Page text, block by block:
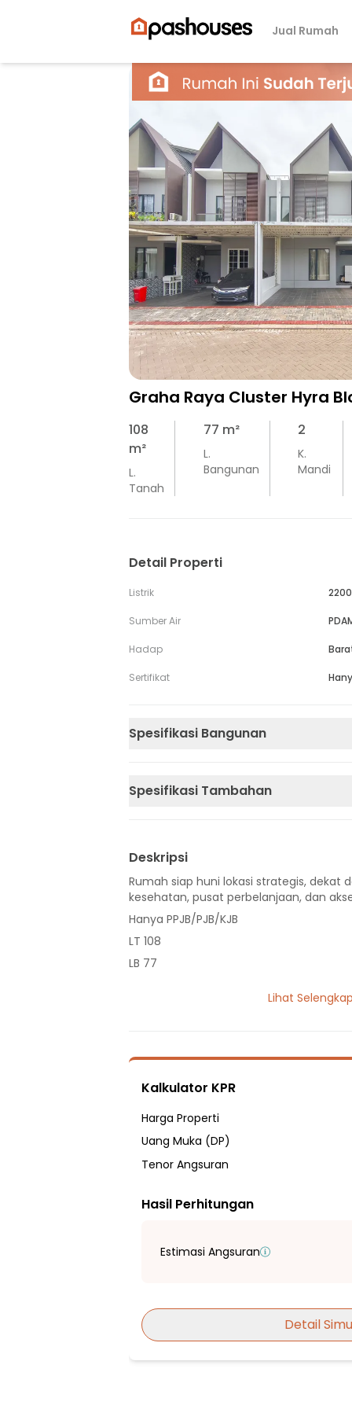
Jual Rumah
Graha Raya Cluster Hyra
108
m²
L.
Tanah
77 m²
L.
Bangunan
2
K.
Mandi
Detail Properti
Listrik
Sumber Air
Hadap
Sertifikat
Spesifikasi Bangunan
Spesifikasi Tambahan
Deskripsi
Rumah siap huni lokasi strategis, dekat
kesehatan, pusat perbelanjaan, dan
Hanya PPJB/PJB/KJB
LT 108
LB 77
Hadap Barat Daya
Fasilitas Sekitar Hunian:
2 menit ke TPA KB TK Islam Kinasih
3 menit ke Sekolah Dasar Islam
5 menit ke Pondok Pesantren
11 menit ke Pesantren Uswah Hasanah
21 menit ke Mall @ Alam Sutera
25 menit ke Teraskota Entertainment
26 menit ke Bintaro Jaya Xchange Mall
Lihat
Kalkulator KPR
Harga Properti
Uang Muka (DP)
Tenor Angsuran
Hasil Perhitungan
Estimasi Angsuran
Detail